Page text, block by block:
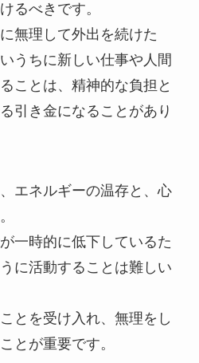
るべきです。
無理して外出を続けた
うちに新しい仕事や人間
ことは、精神的な負担と
引き金になることがあり
エネルギーの温存と、心
一時的に低下しているた
に活動することは難しい
とを受け入れ、無理をし
とが重要です。